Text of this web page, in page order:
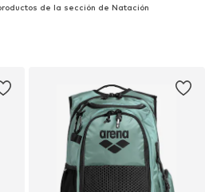
de la sección de Natación